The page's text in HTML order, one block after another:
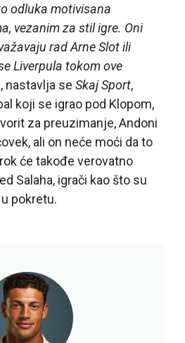
odluka motivisana
vezanim za stil igre. Oni
rad Arne Slot ili
Liverpula tokom ove
nastavlja se Skaj Sport,
koji se igrao pod Klopom,
za preuzimanje, Andoni
ali on neće moći da to
će takođe verovatno
Salaha, igrači kao što su
pokretu.